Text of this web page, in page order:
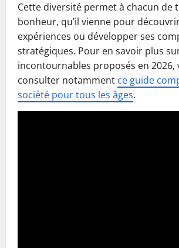
Cette diversité permet à chacun de
bonheur, qu’il vienne pour
expériences ou développer ses
stratégiques. Pour en savoir plus
incontournables proposés en 2026,
consulter notamment ce guide
société pour tous les âges.